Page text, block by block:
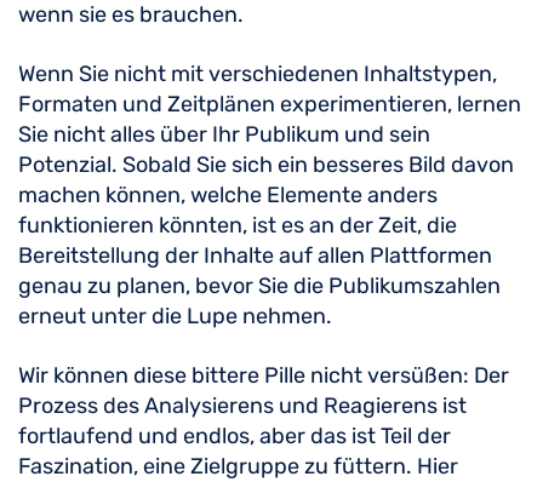
wenn sie es brauchen.
Wenn Sie nicht mit verschiedenen Inhaltstypen,
Formaten und Zeitplänen experimentieren, lernen
Sie nicht alles über Ihr Publikum und sein
Potenzial. Sobald Sie sich ein besseres Bild davon
machen können, welche Elemente anders
funktionieren könnten, ist es an der Zeit, die
Bereitstellung der Inhalte auf allen Plattformen
genau zu planen, bevor Sie die Publikumszahlen
erneut unter die Lupe nehmen.
Wir können diese bittere Pille nicht versüßen: Der
Prozess des Analysierens und Reagierens ist
fortlaufend und endlos, aber das ist Teil der
Faszination, eine Zielgruppe zu füttern. Hier